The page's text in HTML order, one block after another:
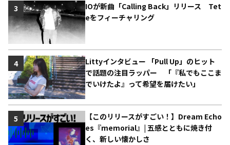
IOが新曲「Calling Back」リリース Tet
eをフィーチャリング
3
Littyインタビュー 「Pull Up」のヒット
で話題の注目ラッパー 「『私でもここま
でいけたよ』って希望を届けたい」
4
【このリリースがすごい！】Dream Echo
es『memorial』| 五感とともに焼き付
く、新しい懐かしさ
5